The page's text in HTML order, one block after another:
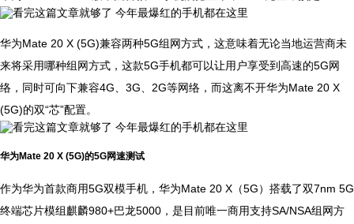
华为Mate 20 X (5G)兼容两种5G组网方式，这意味着无论当地运营商未
来将采用哪种组网方式，这款5G手机都可以让用户享受到高速的5G网
络，同时可向下兼容4G、3G、2G等网络，而这离不开华为Mate 20 X
(5G)的双“芯”配置。
华为Mate 20 X (5G)的5G网速测试
作为华为首款商用5G双模手机，华为Mate 20 X（5G）搭载了双7nm 5G
终端芯片模组麒麟980+巴龙5000，是目前唯一商用支持SA/NSA组网方